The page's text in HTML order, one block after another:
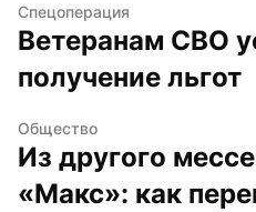
Спецоперация
Ветеранам СВО
получение льгот
Общество
Из другого
«Макс»: как